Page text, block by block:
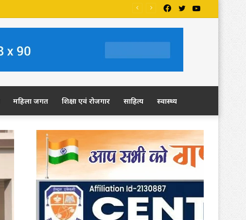
YouTube
Twitter
Facebook
महिला जगत शिक्षा एवं रोजगार साहित्य स्वास्थ्य